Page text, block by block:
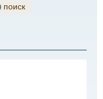
поиск